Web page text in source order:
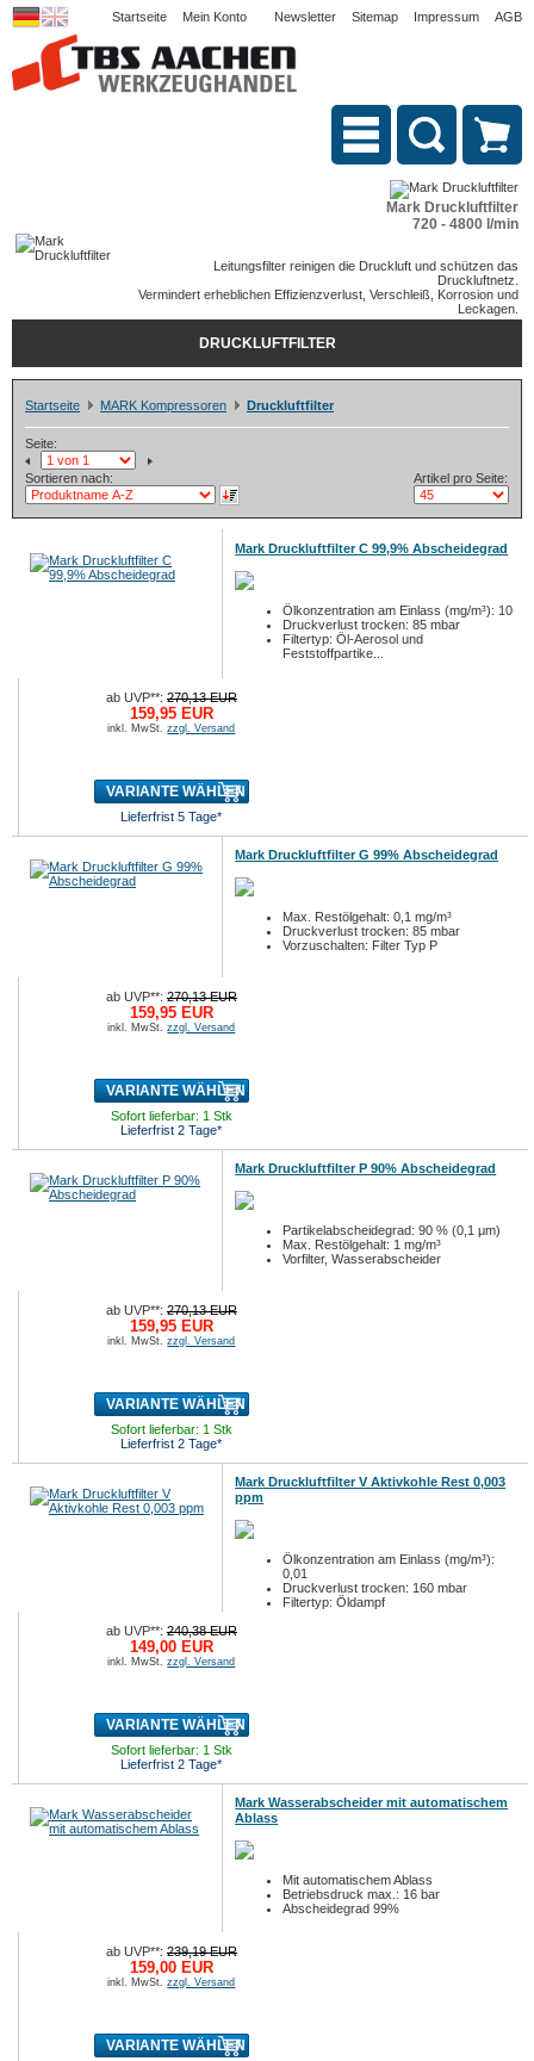
Startseite Mein Konto Newsletter Sitemap Impressum AGB
Mark Druckluftfilter
720 - 4800 l/min
Leitungsfilter reinigen die Druckluft und schützen das
Druckluftnetz.
Vermindert erheblichen Effizienzverlust, Verschleiß, Korrosion und
Leckagen.
DRUCKLUFTFILTER
Startseite MARK Kompressoren Druckluftfilter
Seite:
Sortieren nach: Artikel pro Seite:
Mark Druckluftfilter C 99,9% Abscheidegrad
Ölkonzentration am Einlass (mg/m³): 10
Druckverlust trocken: 85 mbar
Filtertyp: Öl-Aerosol und
Feststoffpartike...
ab UVP**:270,13 EUR
159,95 EUR
inkl. MwSt.zzgl. Versand
VARIANTE WÄHLEN
Lieferfrist 5 Tage*
Mark Druckluftfilter G 99% Abscheidegrad
Max. Restölgehalt: 0,1 mg/m³
Druckverlust trocken: 85 mbar
Vorzuschalten: Filter Typ P
ab UVP**:270,13 EUR
159,95 EUR
inkl. MwSt.zzgl. Versand
VARIANTE WÄHLEN
Sofort lieferbar: 1 Stk
Lieferfrist 2 Tage*
Mark Druckluftfilter P 90% Abscheidegrad
Partikelabscheidegrad: 90 % (0,1 μm)
Max. Restölgehalt: 1 mg/m³
Vorfilter, Wasserabscheider
ab UVP**:270,13 EUR
159,95 EUR
inkl. MwSt.zzgl. Versand
VARIANTE WÄHLEN
Sofort lieferbar: 1 Stk
Lieferfrist 2 Tage*
Mark Druckluftfilter V Aktivkohle Rest 0,003
ppm
Ölkonzentration am Einlass (mg/m³):
0,01
Druckverlust trocken: 160 mbar
Filtertyp: Öldampf
ab UVP**:240,38 EUR
149,00 EUR
inkl. MwSt.zzgl. Versand
VARIANTE WÄHLEN
Sofort lieferbar: 1 Stk
Lieferfrist 2 Tage*
Mark Wasserabscheider mit automatischem
Ablass
Mit automatischem Ablass
Betriebsdruck max.: 16 bar
Abscheidegrad 99%
ab UVP**:239,19 EUR
159,00 EUR
inkl. MwSt.zzgl. Versand
VARIANTE WÄHLEN